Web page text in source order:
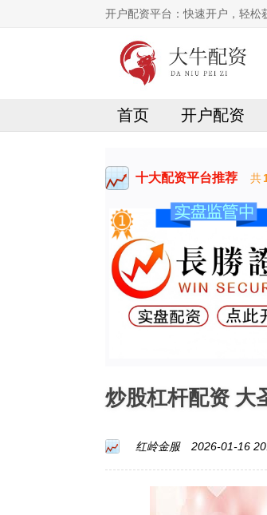
开户配资平台：快速开户，轻松
首页 开户配资
十大配资平台推荐 共
炒股杠杆配资 大
红岭金服 2026-01-16